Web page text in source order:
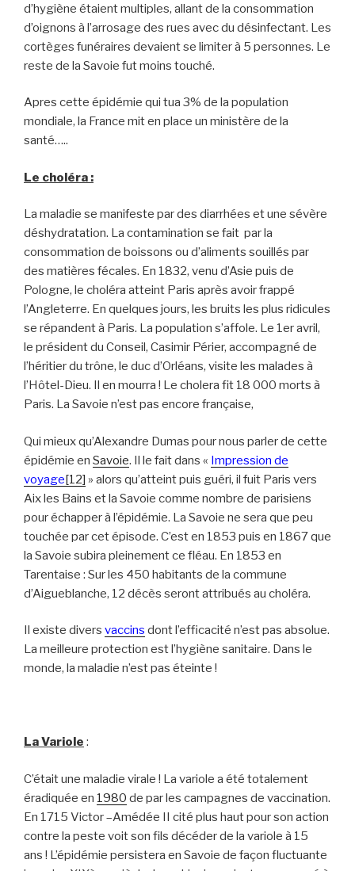
d’hygiène étaient multiples, allant de la consommation
d’oignons à l’arrosage des rues avec du désinfectant. Les
cortèges funéraires devaient se limiter à 5 personnes. Le
reste de la Savoie fut moins touché.
Apres cette épidémie qui tua 3% de la population
mondiale, la France mit en place un ministère de la
santé…..
Le choléra :
La maladie se manifeste par des diarrhées et une sévère
déshydratation. La contamination se fait par la
consommation de boissons ou d’aliments souillés par
des matières fécales. En 1832, venu d’Asie puis de
Pologne, le choléra atteint Paris après avoir frappé
l’Angleterre. En quelques jours, les bruits les plus ridicules
se répandent à Paris. La population s’affole. Le 1er avril,
le président du Conseil, Casimir Périer, accompagné de
l’héritier du trône, le duc d’Orléans, visite les malades à
l’Hôtel-Dieu. Il en mourra ! Le cholera fit 18 000 morts à
Paris. La Savoie n’est pas encore française,
Qui mieux qu’Alexandre Dumas pour nous parler de cette
épidémie en Savoie. Il le fait dans « Impression de
voyage[12] » alors qu’atteint puis guéri, il fuit Paris vers
Aix les Bains et la Savoie comme nombre de parisiens
pour échapper à l’épidémie. La Savoie ne sera que peu
touchée par cet épisode. C’est en 1853 puis en 1867 que
la Savoie subira pleinement ce fléau. En 1853 en
Tarentaise : Sur les 450 habitants de la commune
d’Aigueblanche, 12 décès seront attribués au choléra.
Il existe divers vaccins dont l’efficacité n’est pas absolue.
La meilleure protection est l’hygiène sanitaire. Dans le
monde, la maladie n’est pas éteinte !
La Variole :
C’était une maladie virale ! La variole a été totalement
éradiquée en 1980 de par les campagnes de vaccination.
En 1715 Victor –Amédée II cité plus haut pour son action
contre la peste voit son fils décéder de la variole à 15
ans ! L’épidémie persistera en Savoie de façon fluctuante